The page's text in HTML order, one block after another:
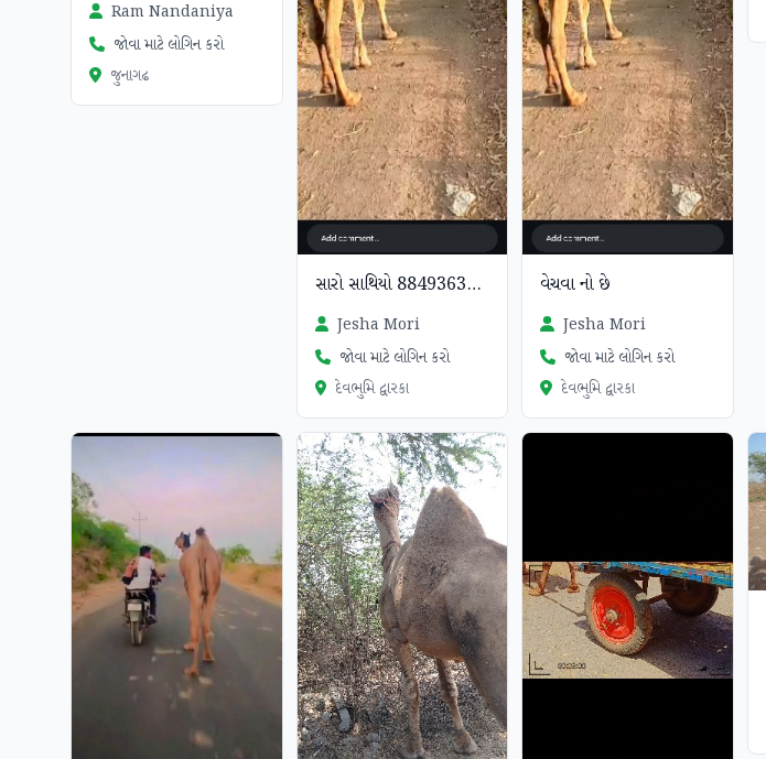
Ram Nandaniya
જોવા માટે લોગિન કરો
જુનાગઢ
સારો સાથિયો 8849363223
Jesha Mori
જોવા માટે લોગિન કરો
દેવભુમિ દ્વારકા
વેચવા નો છે
Jesha Mori
જોવા માટે લોગિન કરો
દેવભુમિ દ્વારકા